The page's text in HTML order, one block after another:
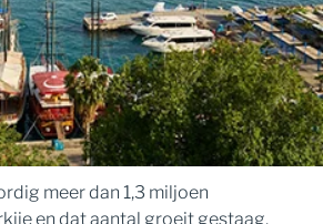
meer dan 1,3 miljoen
en dat aantal groeit gestaag.